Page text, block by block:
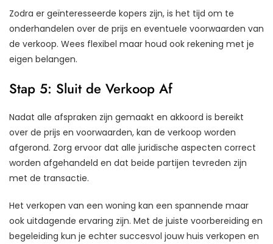
Zodra er geïnteresseerde kopers zijn, is het tijd om te
onderhandelen over de prijs en eventuele voorwaarden van
de verkoop. Wees flexibel maar houd ook rekening met je
eigen belangen.
Stap 5: Sluit de Verkoop Af
Nadat alle afspraken zijn gemaakt en akkoord is bereikt
over de prijs en voorwaarden, kan de verkoop worden
afgerond. Zorg ervoor dat alle juridische aspecten correct
worden afgehandeld en dat beide partijen tevreden zijn
met de transactie.
Het verkopen van een woning kan een spannende maar
ook uitdagende ervaring zijn. Met de juiste voorbereiding en
begeleiding kun je echter succesvol jouw huis verkopen en